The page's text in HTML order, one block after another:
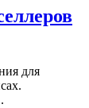
для